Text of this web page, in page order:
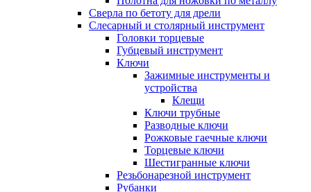
Сверла по бетоту для дрели
Слесарный и столярный инструмент
Головки торцевые
Губцевый инструмент
Ключи
Зажимные инструменты и
устройства
Клещи
Ключи трубные
Разводные ключи
Рожковые гаечные ключи
Торцевые ключи
Шестигранные ключи
Резьбонарезной инструмент
Рубанки